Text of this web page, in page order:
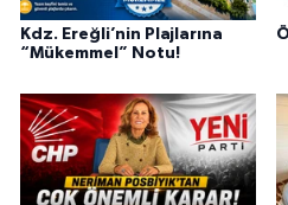
Kdz. Ereğli’nin Plajlarına
“Mükemmel” Notu!